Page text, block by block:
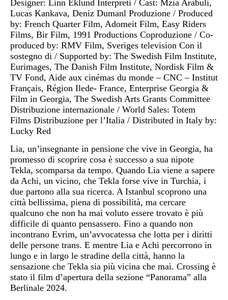
Designer: Linn Eklund Interpreti / Cast: Mzia Arabuli,
Lucas Kankava, Deniz Dumanl Produzione / Produced
by: French Quarter Film, Adomeit Film, Easy Riders
Films, Bir Film, 1991 Productions Coproduzione / Co-
produced by: RMV Film, Sveriges television Con il
sostegno di / Supported by: The Swedish Film Institute,
Eurimages, The Danish Film Institute, Nordisk Film &
TV Fond, Aide aux cinémas du monde – CNC – Institut
Français, Région Ilede- France, Enterprise Georgia &
Film in Georgia, The Swedish Arts Grants Committee
Distribuzione internazionale / World Sales: Totem
Films Distribuzione per l’Italia / Distributed in Italy by:
Lucky Red
Lia, un’insegnante in pensione che vive in Georgia, ha
promesso di scoprire cosa è successo a sua nipote
Tekla, scomparsa da tempo. Quando Lia viene a sapere
da Achi, un vicino, che Tekla forse vive in Turchia, i
due partono alla sua ricerca. A Istanbul scoprono una
città bellissima, piena di possibilità, ma cercare
qualcuno che non ha mai voluto essere trovato è più
difficile di quanto pensassero. Fino a quando non
incontrano Evrim, un’avvocatessa che lotta per i diritti
delle persone trans. E mentre Lia e Achi percorrono in
lungo e in largo le stradine della città, hanno la
sensazione che Tekla sia più vicina che mai. Crossing è
stato il film d’apertura della sezione “Panorama” alla
Berlinale 2024.